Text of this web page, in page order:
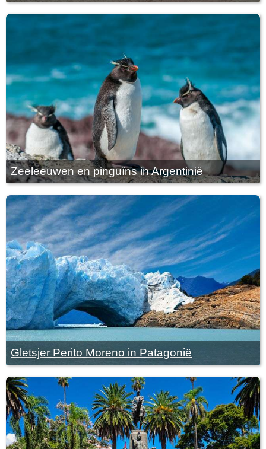
Zeeleeuwen en pinguïns in Argentinië
Gletsjer Perito Moreno in Patagonië